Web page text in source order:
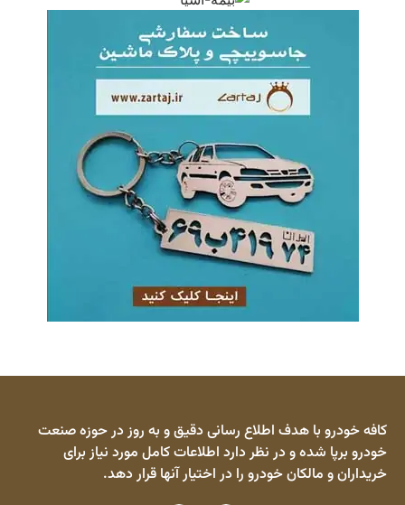
کافه خودرو با هدف اطلاع رسانی دقیق و به روز در حوزه صنعت
خودرو برپا شده و در نظر دارد اطلاعات کامل مورد نیاز برای
خریداران و مالکان خودرو را در اختیار آنها قرار دهد.